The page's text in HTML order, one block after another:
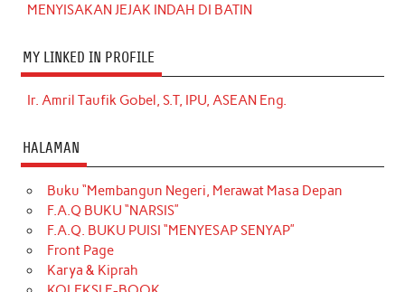
MENYISAKAN JEJAK INDAH DI BATIN
MY LINKED IN PROFILE
Ir. Amril Taufik Gobel, S.T, IPU, ASEAN Eng.
HALAMAN
Buku “Membangun Negeri, Merawat Masa Depan
F.A.Q BUKU “NARSIS”
F.A.Q. BUKU PUISI “MENYESAP SENYAP”
Front Page
Karya & Kiprah